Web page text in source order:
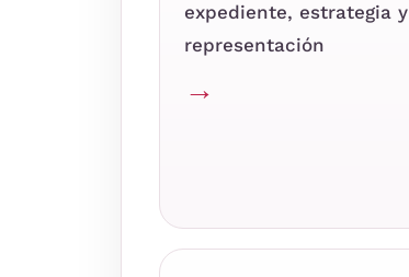
expediente, estrategia y
representación
→